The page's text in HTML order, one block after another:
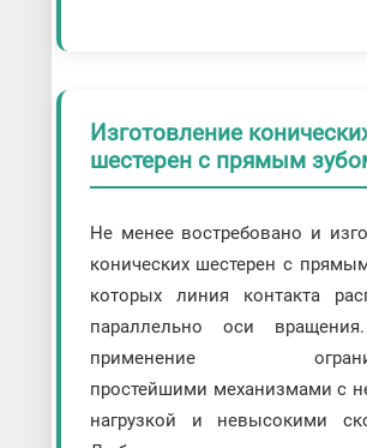
Изготовление
шестерен с прямым
Не менее востребовано и
конических шестерен с
которых линия контакта
параллельно оси
применение
простейшими механизмами с
нагрузкой и невысокими